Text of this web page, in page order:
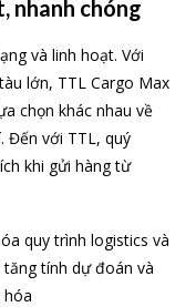
nhanh chóng
và linh hoạt. Với
lớn, TTL Cargo Max
chọn khác nhau về
Đến với TTL, quý
khi gửi hàng từ
quy trình logistics và
tính dự đoán và
hóa